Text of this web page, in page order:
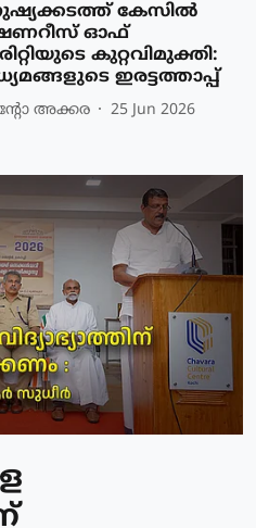
കേസിൽ
ഓഫ്
കുറ്റവിമുക്തി:
ഇരട്ടത്താപ്പ്
അക്കര 25 Jun 2026